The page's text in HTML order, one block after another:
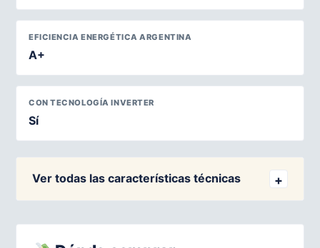
EFICIENCIA ENERGÉTICA ARGENTINA
A+
CON TECNOLOGÍA INVERTER
Sí
Ver todas las características técnicas